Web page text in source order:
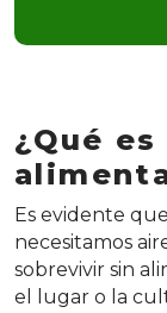
¿Qué
Es evidente
necesitamos
sobrevivir sin
el lugar o la